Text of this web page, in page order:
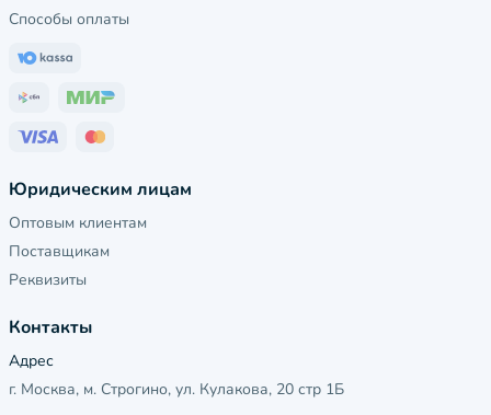
Способы оплаты
Юридическим лицам
Оптовым клиентам
Поставщикам
Реквизиты
Контакты
Адрес
г. Москва, м. Строгино, ул. Кулакова, 20 стр 1Б